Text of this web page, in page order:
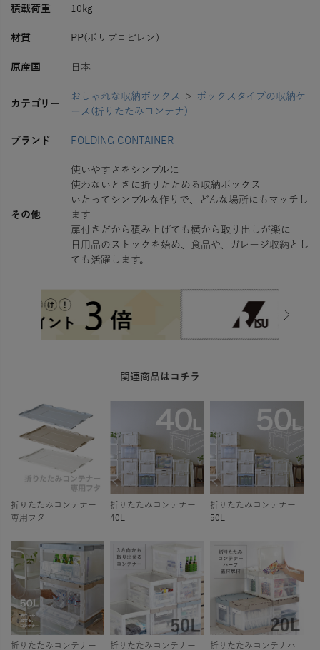
積載荷重 10kg
材質 PP(ポリプロピレン)
原産国 日本
カテゴリー
おしゃれな収納ボックス ＞ ボックスタイプの収納ケ
ース(折りたたみコンテナ)
ブランド FOLDING CONTAINER
その他
使いやすさをシンプルに
使わないときに折りたためる収納ボックス
いたってシンプルな作りで、どんな場所にもマッチし
ます
扉付きだから積み上げても横から取り出しが楽に
日用品のストックを始め、食品や、ガレージ収納とし
ても活躍します。
関連商品はコチラ
折りたたみコンテナー
専用フタ
折りたたみコンテナー
40L
折りたたみコンテナー
50L
折りたたみコンテナー 折りたたみコンテナー 折りたたみコンテナハ